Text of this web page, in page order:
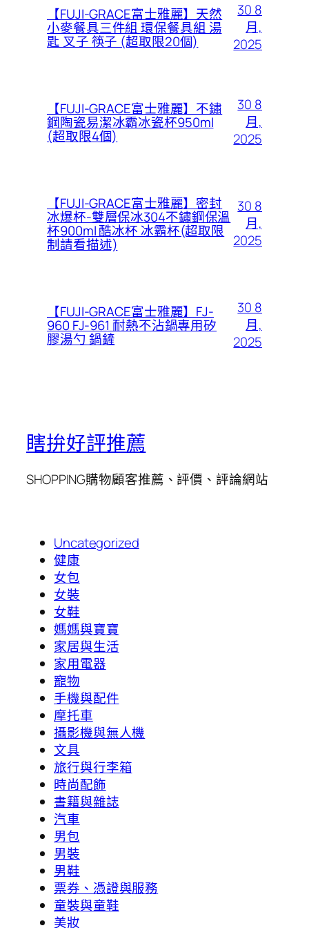
【FUJI-GRACE富士雅麗】天然
小麥餐具三件組 環保餐具組 湯
匙 叉子 筷子 (超取限20個)
30 8
月,
2025
【FUJI-GRACE富士雅麗】不鏽
鋼陶瓷易潔冰霸冰瓷杯950ml
(超取限4個)
30 8
月,
2025
【FUJI-GRACE富士雅麗】密封
冰爆杯-雙層保冰304不鏽鋼保溫
杯900ml 酷冰杯 冰霸杯(超取限
制請看描述)
30 8
月,
2025
【FUJI-GRACE富士雅麗】FJ-
960 FJ-961 耐熱不沾鍋專用矽
膠湯勺 鍋鏟
30 8
月,
2025
瞎拚好評推薦
SHOPPING購物顧客推薦、評價、評論網站
Uncategorized
健康
女包
女裝
女鞋
媽媽與寶寶
家居與生活
家用電器
寵物
手機與配件
摩托車
攝影機與無人機
文具
旅行與行李箱
時尚配飾
書籍與雜誌
汽車
男包
男裝
男鞋
票券、憑證與服務
童裝與童鞋
美妝